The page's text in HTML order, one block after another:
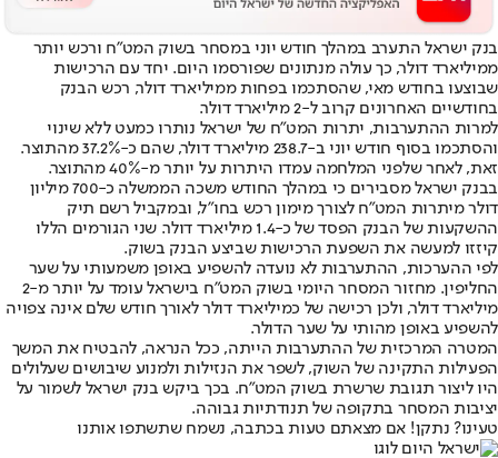
בנק ישראל התערב במהלך חודש יוני במסחר בשוק המט"ח ורכש יותר
ממיליארד דולר, כך עולה מנתונים שפורסמו היום. יחד עם הרכישות
שבוצעו בחודש מאי, שהסתכמו בפחות ממיליארד דולר, רכש הבנק
בחודשיים האחרונים קרוב ל-2 מיליארד דולר.
למרות ההתערבות, יתרות המט"ח של ישראל נותרו כמעט ללא שינוי
והסתכמו בסוף חודש יוני ב-238.7 מיליארד דולר, שהם כ-37.2% מהתוצר.
זאת, לאחר שלפני המלחמה עמדו היתרות על יותר מ-40% מהתוצר.
בבנק ישראל מסבירים כי במהלך החודש משכה הממשלה כ-700 מיליון
דולר מיתרות המט"ח לצורך מימון רכש בחו"ל, ובמקביל רשם תיק
ההשקעות של הבנק הפסד של כ-1.4 מיליארד דולר. שני הגורמים הללו
קיזזו למעשה את השפעת הרכישות שביצע הבנק בשוק.
לפי ההערכות, ההתערבות לא נועדה להשפיע באופן משמעותי על שער
החליפין. מחזור המסחר היומי בשוק המט"ח בישראל עומד על יותר מ-2
מיליארד דולר, ולכן רכישה של כמיליארד דולר לאורך חודש שלם אינה צפויה
להשפיע באופן מהותי על שער הדולר.
המטרה המרכזית של ההתערבות הייתה, ככל הנראה, להבטיח את המשך
הפעילות התקינה של השוק, לשפר את הנזילות ולמנוע שיבושים שעלולים
היו ליצור תגובת שרשרת בשוק המט"ח. בכך ביקש בנק ישראל לשמור על
יציבות המסחר בתקופה של תנודתיות גבוהה.
טעינו? נתקן! אם מצאתם טעות בכתבה, נשמח שתשתפו אותנו